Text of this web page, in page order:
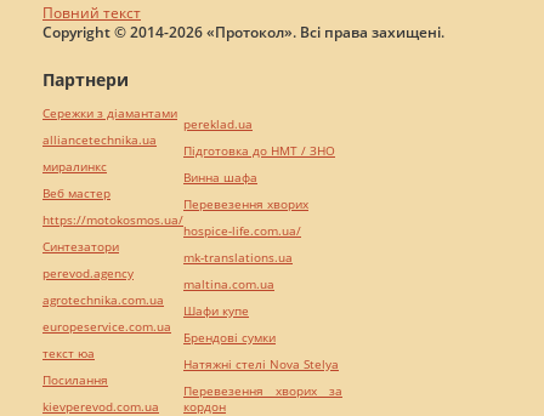
Повний текст
Copyright © 2014-2026 «Протокол». Всі права захищені.
Партнери
Сережки з діамантами
alliancetechnika.ua
миралинкс
Веб мастер
https://motokosmos.ua/
Синтезатори
perevod.agency
agrotechnika.com.ua
europeservice.com.ua
текст юа
Посилання
kievperevod.com.ua
pereklad.ua
Підготовка до НМТ / ЗНО
Винна шафа
Перевезення хворих
hospice-life.com.ua/
mk-translations.ua
maltina.com.ua
Шафи купе
Брендові сумки
Натяжні стелі Nova Stelya
Перевезення хворих за
кордон